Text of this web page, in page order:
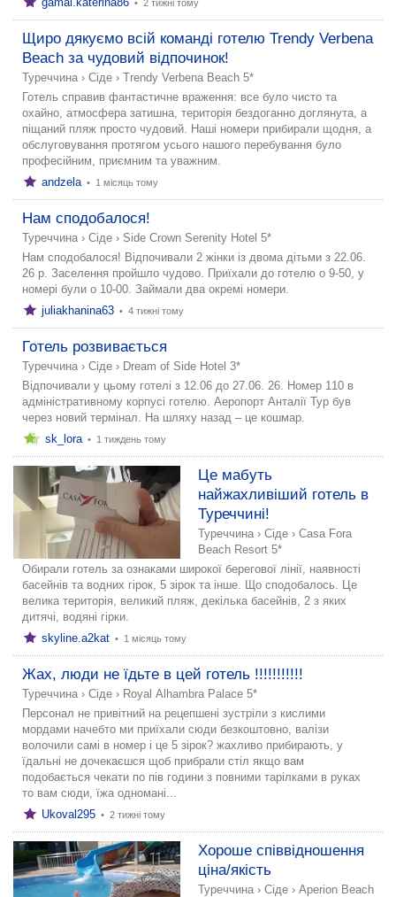
• 2 тижні тому
Щиро дякуємо всій команді готелю Trendy Verbena
Beach за чудовий відпочинок!
Туреччина › Сіде › Trendy Verbena Beach 5*
Готель справив фантастичне враження: все було чисто та
охайно, атмосфера затишна, територія бездоганно доглянута, а
піщаний пляж просто чудовий. Наші номери прибирали щодня, а
обслуговування протягом усього нашого перебування було
професійним, приємним та уважним.
andzela • 1 місяць тому
Нам сподобалося!
Туреччина › Сіде › Side Crown Serenity Hotel 5*
Нам сподобалося! Відпочивали 2 жінки із двома дітьми з 22.06.
26 р. Заселення пройшло чудово. Приїхали до готелю о 9-50, у
номері були о 10-00. Займали два окремі номери.
juliakhanina63 • 4 тижні тому
Готель розвивається
Туреччина › Сіде › Dream of Side Hotel 3*
Відпочивали у цьому готелі з 12.06 до 27.06. 26. Номер 110 в
адміністративному корпусі готелю. Аеропорт Анталії Тур був
через новий термінал. На шляху назад – це кошмар.
sk_lora • 1 тиждень тому
Це мабуть
найжахливіший готель в
Туреччині!
Туреччина › Сіде › Casa Fora
Beach Resort 5*
Обирали готель за ознаками широкої берегової лінії, наявності
басейнів та водних гірок, 5 зірок та інше. Що сподобалось. Це
велика територія, великий пляж, декілька басейнів, 2 з яких
дитячі, водяні гірки.
skyline.a2kat • 1 місяць тому
Жах, люди не їдьте в цей готель !!!!!!!!!!!
Туреччина › Сіде › Royal Alhambra Palace 5*
Персонал не привітний на рецепшені зустріли з кислими
мордами начебто ми приїхали сюди безкоштовно, валізи
волочили самі в номер і це 5 зірок? жахливо прибирають, у
їдальні не дочекаєшся щоб прибрали стіл якщо вам
подобається чекати по пів години з повними тарілками в руках
то вам сюди, їжа одномані...
Ukoval295 • 2 тижні тому
Хороше співвідношення
ціна/якість
Туреччина › Сіде › Aperion Beach